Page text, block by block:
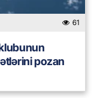
61
klubunun
pozan